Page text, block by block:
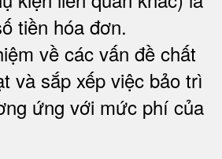
tiền hóa đơn.
về các vấn đề chất
và sắp xếp việc bảo trì
ứng với mức phí của